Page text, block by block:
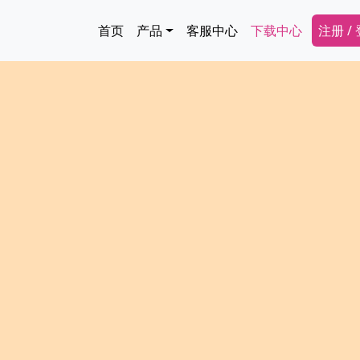
Main navigation
首页 产品 客服中心 下载中心 注册 /